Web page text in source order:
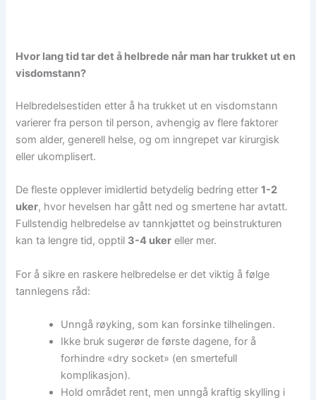
Hvor lang tid tar det å helbrede når man har trukket ut en
visdomstann?
Helbredelsestiden etter å ha trukket ut en visdomstann
varierer fra person til person, avhengig av flere faktorer
som alder, generell helse, og om inngrepet var kirurgisk
eller ukomplisert.
De fleste opplever imidlertid betydelig bedring etter1-2
uker, hvor hevelsen har gått ned og smertene har avtatt.
Fullstendig helbredelse av tannkjøttet og beinstrukturen
kan ta lengre tid, opptil 3-4 uker eller mer.
For å sikre en raskere helbredelse er det viktig å følge
tannlegens råd:
Unngå røyking, som kan forsinke tilhelingen.
Ikke bruk sugerør de første dagene, for å
forhindre «dry socket» (en smertefull
komplikasjon).
Hold området rent, men unngå kraftig skylling i